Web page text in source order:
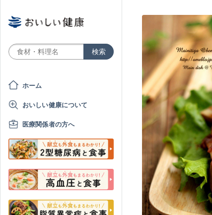
ホーム
おいしい健康について
医療関係者の方へ